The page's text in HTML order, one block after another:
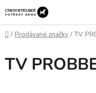
na
obsah
Domů
/ Prodávané značky / TV
TV